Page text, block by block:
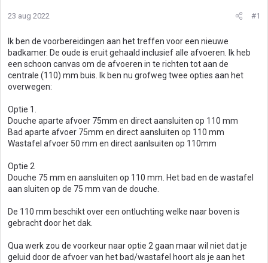
23 aug 2022 #1
Ik ben de voorbereidingen aan het treffen voor een nieuwe
badkamer. De oude is eruit gehaald inclusief alle afvoeren. Ik heb
een schoon canvas om de afvoeren in te richten tot aan de
centrale (110) mm buis. Ik ben nu grofweg twee opties aan het
overwegen:
Optie 1.
Douche aparte afvoer 75mm en direct aansluiten op 110 mm
Bad aparte afvoer 75mm en direct aansluiten op 110 mm
Wastafel afvoer 50 mm en direct aanlsuiten op 110mm
Optie 2
Douche 75 mm en aansluiten op 110 mm. Het bad en de wastafel
aan sluiten op de 75 mm van de douche.
De 110 mm beschikt over een ontluchting welke naar boven is
gebracht door het dak.
Qua werk zou de voorkeur naar optie 2 gaan maar wil niet dat je
geluid door de afvoer van het bad/wastafel hoort als je aan het